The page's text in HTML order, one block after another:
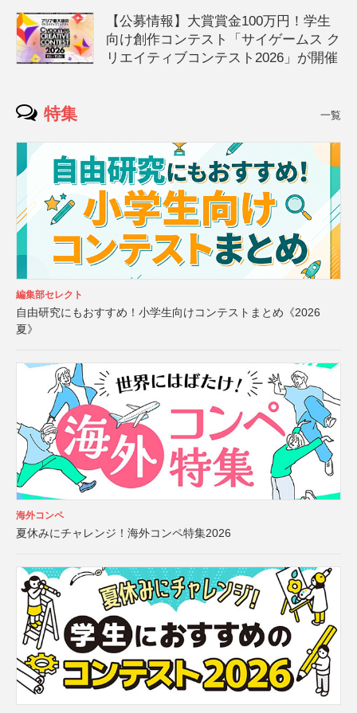
【公募情報】大賞賞金100万円！学生
向け創作コンテスト「サイゲームス ク
リエイティブコンテスト2026」が開催
特集 一覧
編集部セレクト
自由研究にもおすすめ！小学生向けコンテストまとめ《2026
夏》
海外コンペ
夏休みにチャレンジ！海外コンペ特集2026